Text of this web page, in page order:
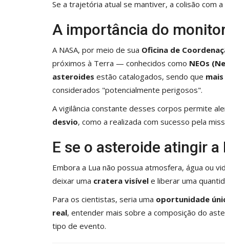
Se a trajetória atual se mantiver, a colisão com
A importância do
A NASA, por meio de sua Oficina de
próximos à Terra — conhecidos como NEOs
asteroides estão catalogados, sendo que
considerados "potencialmente perigosos".
A vigilância constante desses corpos permite
desvio, como a realizada com sucesso pela
E se o asteroide atingir a
Embora a Lua não possua atmosfera, água ou
deixar uma cratera visível e liberar uma
Para os cientistas, seria uma oportunidade
real, entender mais sobre a composição do
tipo de evento.